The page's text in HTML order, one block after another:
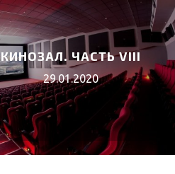
КИНОЗАЛ. ЧАСТЬ VIII
29.01.2020